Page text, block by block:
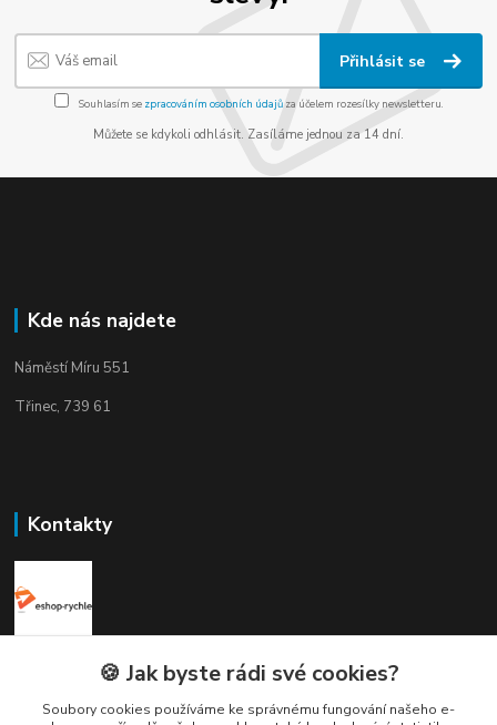
Přihlásit se
Souhlasím se zpracováním osobních údajůza účelem rozesílky newsletteru.
Můžete se kdykoli odhlásit. Zasíláme jednou za 14 dní.
Kde nás najdete
Náměstí Míru 551
Třinec, 739 61
Kontakty
Petr Nedvídek
🍪 Jak byste rádi své cookies?
Soubory cookies používáme ke správnému fungování našeho e-